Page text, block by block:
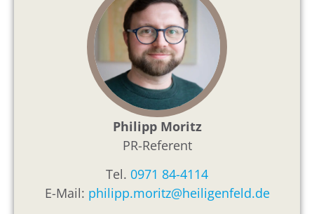
Philipp Moritz
PR-Referent
Tel. 0971 84-4114
E-Mail: philipp.moritz@heiligenfeld.de